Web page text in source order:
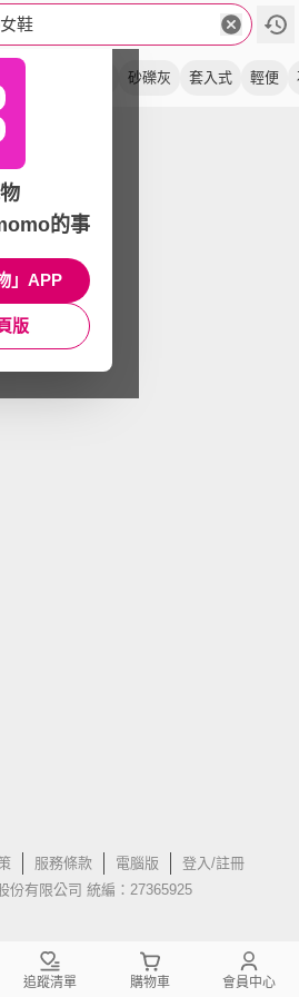
鞋
砂礫灰 套入式 輕便
服務條款 電腦版
登入/註冊
份有限公司 統編：27365925
的事
」APP
版
追蹤清單 購物車 會員中心